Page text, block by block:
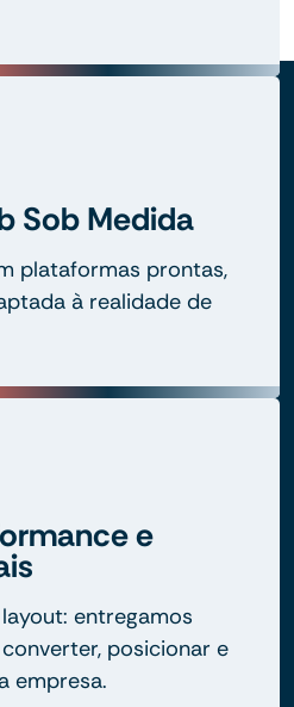
Sob Medida
plataformas prontas,
à realidade de
e
entregamos
posicionar e
empresa.